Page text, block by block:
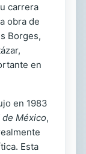
carrera
obra de
Borges,
en
en 1983
de México,
Esta